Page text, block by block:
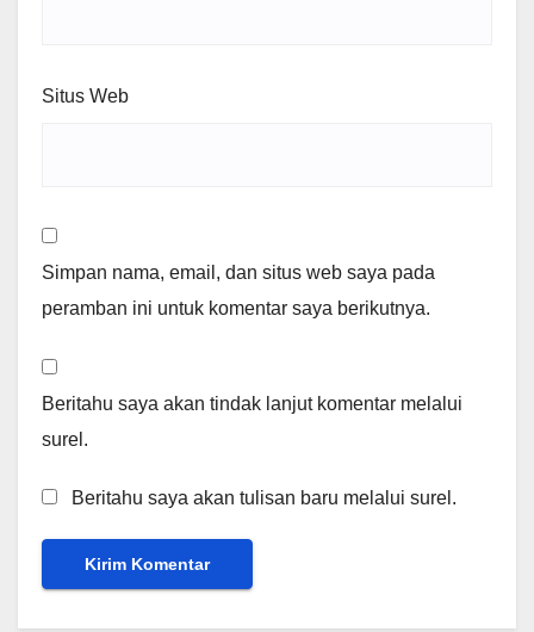
Situs Web
Simpan nama, email, dan situs web saya pada
peramban ini untuk komentar saya berikutnya.
Beritahu saya akan tindak lanjut komentar melalui
surel.
Beritahu saya akan tulisan baru melalui surel.